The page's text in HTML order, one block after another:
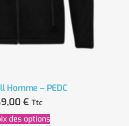
Homme – PEDC
€ Ttc
des options